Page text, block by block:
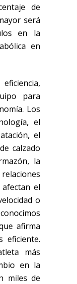
de
será
en la
en
para
Los
el
el
calzado
la
relaciones
el
o
afirma
eficiente.
más
en la
miles de